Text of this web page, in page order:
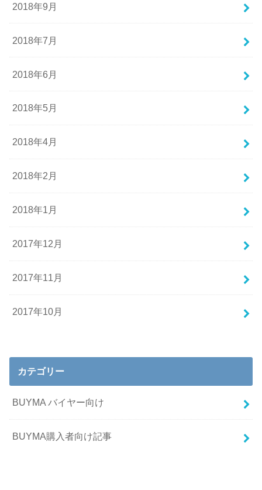
2018年9月
2018年7月
2018年6月
2018年5月
2018年4月
2018年2月
2018年1月
2017年12月
2017年11月
2017年10月
カテゴリー
BUYMA バイヤー向け
BUYMA購入者向け記事